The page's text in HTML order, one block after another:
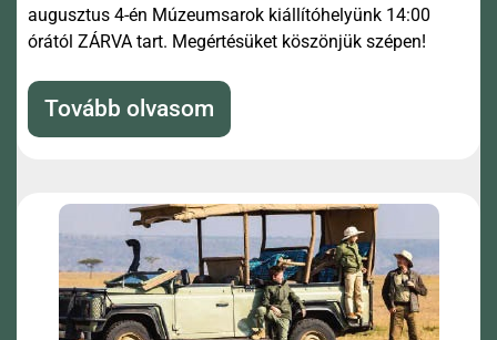
augusztus 4-én Múzeumsarok kiállítóhelyünk 14:00
órától ZÁRVA tart. Megértésüket köszönjük szépen!
Tovább olvasom